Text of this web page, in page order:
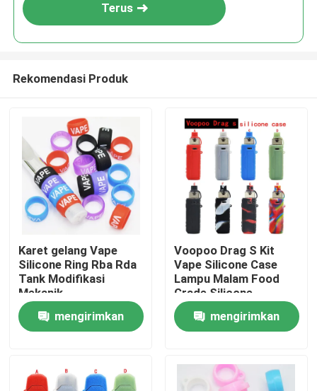
Rumah
Video
Terus
Rekomendasi Produk
Karet gelang Vape
Silicone Ring Rba Rda
Tank Modifikasi
Mekanik
mengirimkan
Voopoo Drag S Kit
Vape Silicone Case
Lampu Malam Food
Grade Silicone
mengirimkan